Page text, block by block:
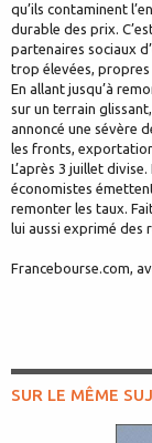
qu’ils contaminent
durable des prix.
partenaires sociaux
trop élevées, propres
En allant jusqu’à
sur un terrain
annoncé une sévère
les fronts,
L’après 3 juillet
économistes
remonter les taux.
lui aussi exprimé des
Francebourse.com,
SUR LE MÊME